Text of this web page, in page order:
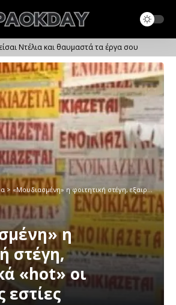
Ντέλια και θαυμαστά τα έργα σου
> «Moυδιασμένη» η φοιτητική στέγη, εξαιρετικά «hot» οι ιδιωτικές εστίες
η
στέγη,
«hot» οι
εστίες